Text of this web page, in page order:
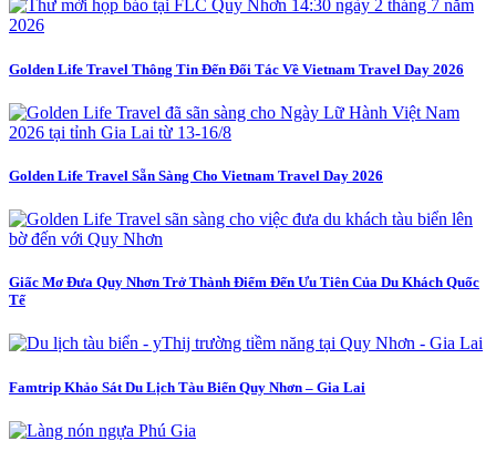
Golden Life Travel Thông Tin Đến Đối Tác Về Vietnam Travel Day 2026
Golden Life Travel Sẵn Sàng Cho Vietnam Travel Day 2026
Giấc Mơ Đưa Quy Nhơn Trở Thành Điểm Đến Ưu Tiên Của Du Khách Quốc
Tế
Famtrip Khảo Sát Du Lịch Tàu Biển Quy Nhơn – Gia Lai